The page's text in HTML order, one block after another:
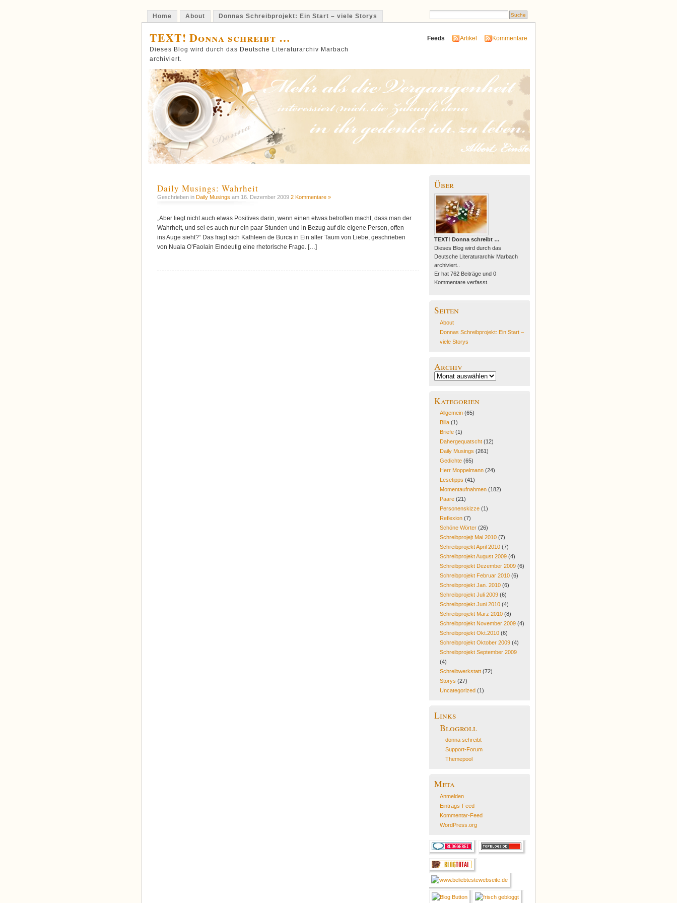
Home About Donnas Schreibprojekt: Ein Start – viele Storys
TEXT! Donna schreibt …
Dieses Blog wird durch das Deutsche Literaturarchiv Marbach
archiviert.
Feeds Artikel Kommentare
Daily Musings: Wahrheit
Geschrieben in Daily Musings am 16. Dezember 2009 2 Kommentare »
„Aber liegt nicht auch etwas Positives darin, wenn einen etwas betroffen macht, dass man der
Wahrheit, und sei es auch nur ein paar Stunden und in Bezug auf die eigene Person, offen
ins Auge sieht?“ Das fragt sich Kathleen de Burca in Ein alter Taum von Liebe, geschrieben
von Nuala O’Faolain Eindeutig eine rhetorische Frage. […]
Über
TEXT! Donna schreibt …
Dieses Blog wird durch das
Deutsche Literaturarchiv Marbach
archiviert..
Er hat 762 Beiträge und 0
Kommentare verfasst.
Seiten
About
Donnas Schreibprojekt: Ein Start –
viele Storys
Archiv
Archiv
Kategorien
Allgemein(65)
Billa(1)
Briefe(1)
Dahergequatscht(12)
Daily Musings (261)
Gedichte(65)
Herr Moppelmann(24)
Lesetipps (41)
Momentaufnahmen(182)
Paare(21)
Personenskizze(1)
Reflexion(7)
Schöne Wörter(26)
Schreibprojejt Mai 2010(7)
Schreibprojekt April 2010(7)
Schreibprojekt August 2009(4)
Schreibprojekt Dezember 2009(6)
Schreibprojekt Februar 2010(6)
Schreibprojekt Jan. 2010(6)
Schreibprojekt Juli 2009(6)
Schreibprojekt Juni 2010(4)
Schreibprojekt März 2010(8)
Schreibprojekt November 2009(4)
Schreibprojekt Okt.2010(6)
Schreibprojekt Oktober 2009(4)
Schreibprojekt September 2009
(4)
Schreibwerkstatt(72)
Storys (27)
Uncategorized (1)
Links
Blogroll
donna schreibt
Support-Forum
Themepool
Meta
Anmelden
Eintrags-Feed
Kommentar-Feed
WordPress.org